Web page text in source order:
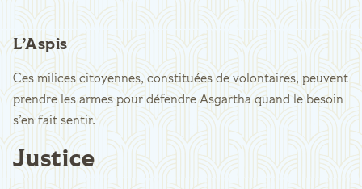
L’Aspis
Ces milices citoyennes, constituées de volontaires, peuvent
prendre les armes pour défendre Asgartha quand le besoin
s’en fait sentir.
Justice